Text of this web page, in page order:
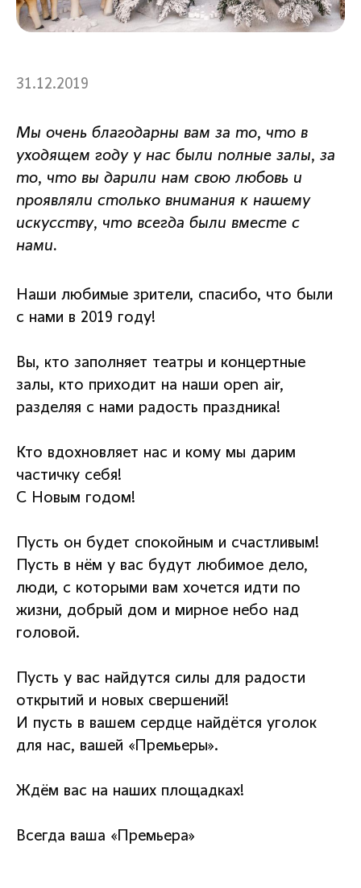
31.12.2019
Мы очень благодарны вам за то, что в
уходящем году у нас были полные залы, за
то, что вы дарили нам свою любовь и
проявляли столько внимания к нашему
искусству, что всегда были вместе с
нами.
Наши любимые зрители, спасибо, что были
с нами в 2019 году!
Вы, кто заполняет театры и концертные
залы, кто приходит на наши open air,
разделяя с нами радость праздника!
Кто вдохновляет нас и кому мы дарим
частичку себя!
С Новым годом!
Пусть он будет спокойным и счастливым!
Пусть в нём у вас будут любимое дело,
люди, с которыми вам хочется идти по
жизни, добрый дом и мирное небо над
головой.
Пусть у вас найдутся силы для радости
открытий и новых свершений!
И пусть в вашем сердце найдётся уголок
для нас, вашей «Премьеры».
Ждём вас на наших площадках!
Всегда ваша «Премьера»